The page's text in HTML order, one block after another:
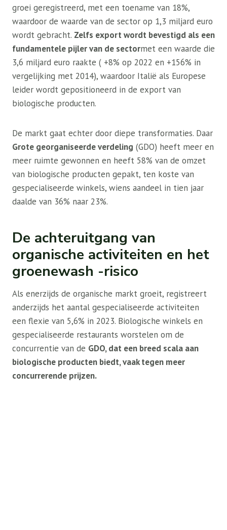
groei geregistreerd, met een toename van 18%,
waardoor de waarde van de sector op 1,3 miljard euro
wordt gebracht. Zelfs export wordt bevestigd als een
fundamentele pijler van de sectormet een waarde die
3,6 miljard euro raakte ( +8% op 2022 en +156% in
vergelijking met 2014), waardoor Italië als Europese
leider wordt gepositioneerd in de export van
biologische producten.
De markt gaat echter door diepe transformaties. Daar
Grote georganiseerde verdeling (GDO) heeft meer en
meer ruimte gewonnen en heeft 58% van de omzet
van biologische producten gepakt, ten koste van
gespecialiseerde winkels, wiens aandeel in tien jaar
daalde van 36% naar 23%.
De achteruitgang van
organische activiteiten en het
groenewash -risico
Als enerzijds de organische markt groeit, registreert
anderzijds het aantal gespecialiseerde activiteiten
een flexie van 5,6% in 2023. Biologische winkels en
gespecialiseerde restaurants worstelen om de
concurrentie van de GDO, dat een breed scala aan
biologische producten biedt, vaak tegen meer
concurrerende prijzen.